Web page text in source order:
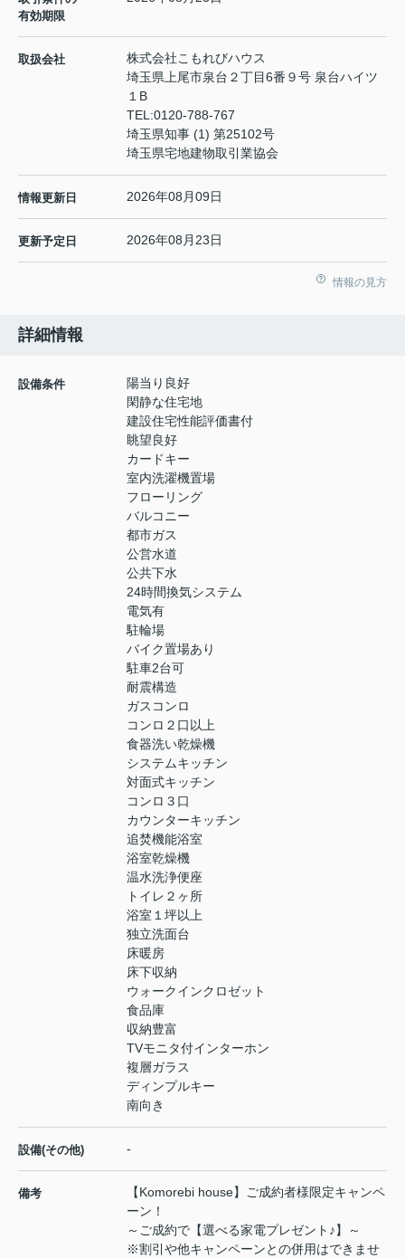
有効期限
取扱会社
株式会社こもれびハウス
埼玉県上尾市泉台２丁目6番９号 泉台ハイツ
１B
TEL:0120-788-767
埼玉県知事 (1) 第25102号
埼玉県宅地建物取引業協会
情報更新日 2026年08月09日
更新予定日 2026年08月23日
情報の見方
詳細情報
設備条件
陽当り良好
閑静な住宅地
建設住宅性能評価書付
眺望良好
カードキー
室内洗濯機置場
フローリング
バルコニー
都市ガス
公営水道
公共下水
24時間換気システム
電気有
駐輪場
バイク置場あり
駐車2台可
耐震構造
ガスコンロ
コンロ２口以上
食器洗い乾燥機
システムキッチン
対面式キッチン
コンロ３口
カウンターキッチン
追焚機能浴室
浴室乾燥機
温水洗浄便座
トイレ２ヶ所
浴室１坪以上
独立洗面台
床暖房
床下収納
ウォークインクロゼット
食品庫
収納豊富
TVモニタ付インターホン
複層ガラス
ディンプルキー
南向き
設備(その他) -
備考
【Komorebi house】ご成約者様限定キャンペ
ーン！
～ご成約で【選べる家電プレゼント♪】～
※割引や他キャンペーンとの併用はできませ